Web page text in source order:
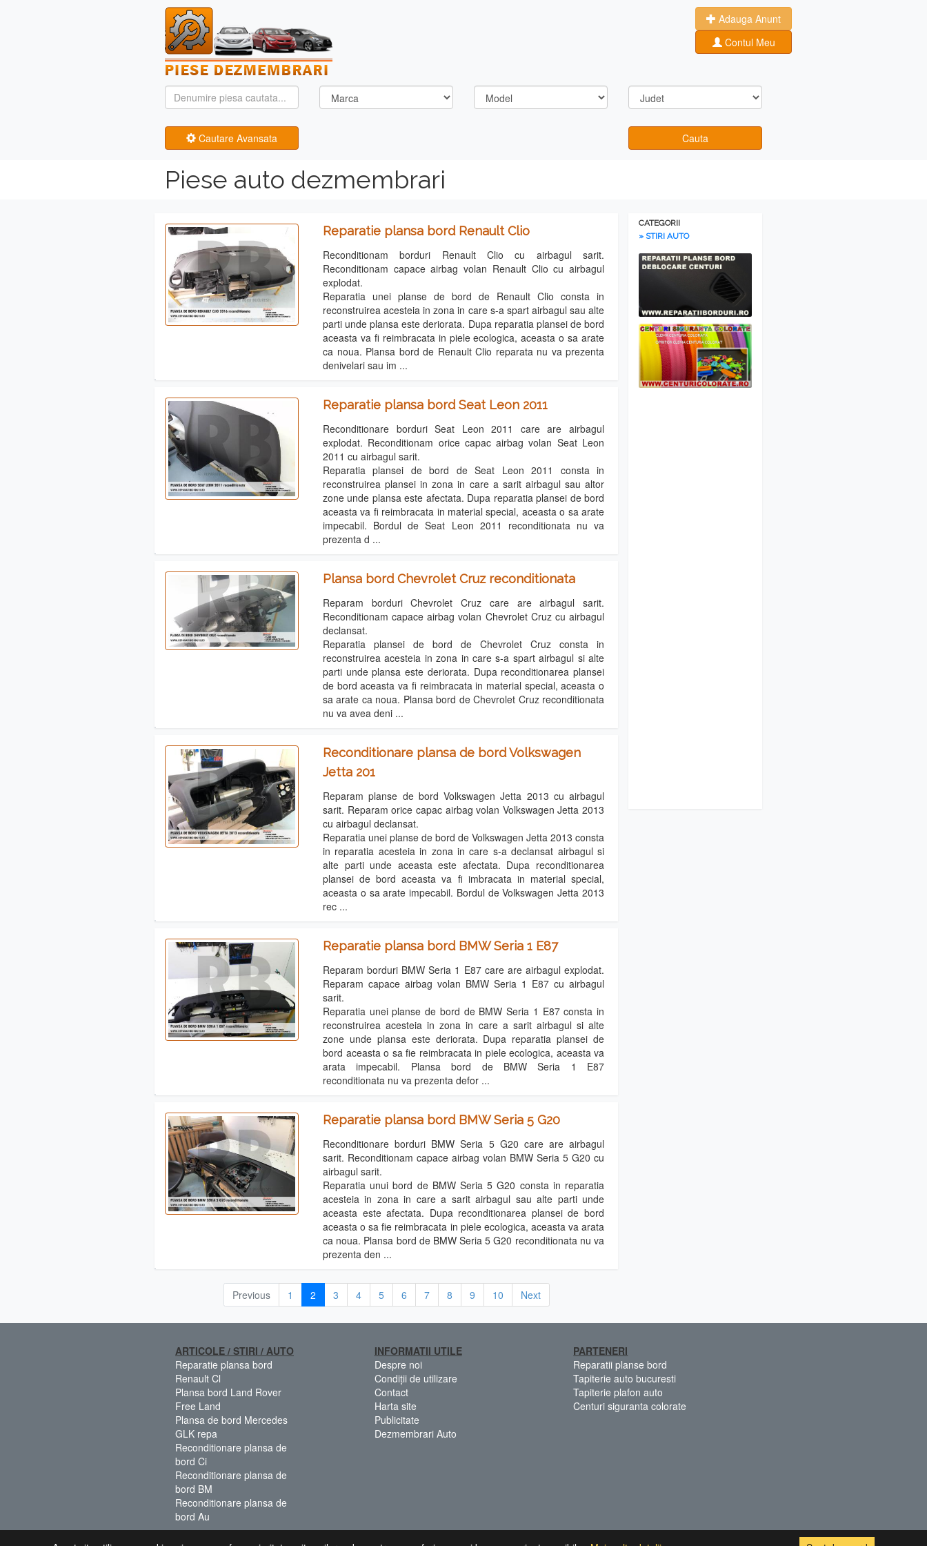
Adauga Anunt
Contul Meu
Cautare Avansata Cauta
Piese auto dezmembrari
Reparatie plansa bord Renault Clio
Reconditionam borduri Renault Clio cu airbagul sarit.
Reconditionam capace airbag volan Renault Clio cu airbagul
explodat.
Reparatia unei planse de bord de Renault Clio consta in
reconstruirea acesteia in zona in care s-a spart airbagul sau alte
parti unde plansa este deriorata. Dupa reparatia plansei de bord
aceasta va fi reimbracata in piele ecologica, aceasta o sa arate
ca noua. Plansa bord de Renault Clio reparata nu va prezenta
denivelari sau im ...
Reparatie plansa bord Seat Leon 2011
Reconditionare borduri Seat Leon 2011 care are airbagul
explodat. Reconditionam orice capac airbag volan Seat Leon
2011 cu airbagul sarit.
Reparatia plansei de bord de Seat Leon 2011 consta in
reconstruirea plansei in zona in care a sarit airbagul sau altor
zone unde plansa este afectata. Dupa reparatia plansei de bord
aceasta va fi reimbracata in material special, aceasta o sa arate
impecabil. Bordul de Seat Leon 2011 reconditionata nu va
prezenta d ...
Plansa bord Chevrolet Cruz reconditionata
Reparam borduri Chevrolet Cruz care are airbagul sarit.
Reconditionam capace airbag volan Chevrolet Cruz cu airbagul
declansat.
Reparatia plansei de bord de Chevrolet Cruz consta in
reconstruirea acesteia in zona in care s-a spart airbagul si alte
parti unde plansa este deriorata. Dupa reconditionarea plansei
de bord aceasta va fi reimbracata in material special, aceasta o
sa arate ca noua. Plansa bord de Chevrolet Cruz reconditionata
nu va avea deni ...
Reconditionare plansa de bord Volkswagen
Jetta 201
Reparam planse de bord Volkswagen Jetta 2013 cu airbagul
sarit. Reparam orice capac airbag volan Volkswagen Jetta 2013
cu airbagul declansat.
Reparatia unei planse de bord de Volkswagen Jetta 2013 consta
in reparatia acesteia in zona in care s-a declansat airbagul si
alte parti unde aceasta este afectata. Dupa reconditionarea
plansei de bord aceasta va fi imbracata in material special,
aceasta o sa arate impecabil. Bordul de Volkswagen Jetta 2013
rec ...
Reparatie plansa bord BMW Seria 1 E87
Reparam borduri BMW Seria 1 E87 care are airbagul explodat.
Reparam capace airbag volan BMW Seria 1 E87 cu airbagul
sarit.
Reparatia unei planse de bord de BMW Seria 1 E87 consta in
reconstruirea acesteia in zona in care a sarit airbagul si alte
zone unde plansa este deriorata. Dupa reparatia plansei de
bord aceasta o sa fie reimbracata in piele ecologica, aceasta va
arata impecabil. Plansa bord de BMW Seria 1 E87
reconditionata nu va prezenta defor ...
Reparatie plansa bord BMW Seria 5 G20
Reconditionare borduri BMW Seria 5 G20 care are airbagul
sarit. Reconditionam capace airbag volan BMW Seria 5 G20 cu
airbagul sarit.
Reparatia unui bord de BMW Seria 5 G20 consta in reparatia
acesteia in zona in care a sarit airbagul sau alte parti unde
aceasta este afectata. Dupa reconditionarea plansei de bord
aceasta o sa fie reimbracata in piele ecologica, aceasta va arata
ca noua. Plansa bord de BMW Seria 5 G20 reconditionata nu va
prezenta den ...
Previous 1 2 3 4 5 6 7 8 9 10 Next
CATEGORII
» STIRI AUTO
ARTICOLE / STIRI / AUTO
Reparatie plansa bord
Renault Cl
Plansa bord Land Rover
Free Land
Plansa de bord Mercedes
GLK repa
Reconditionare plansa de
bord Ci
Reconditionare plansa de
bord BM
Reconditionare plansa de
bord Au
INFORMATII UTILE
Despre noi
Condiții de utilizare
Contact
Harta site
Publicitate
Dezmembrari Auto
PARTENERI
Reparatii planse bord
Tapiterie auto bucuresti
Tapiterie plafon auto
Centuri siguranta colorate